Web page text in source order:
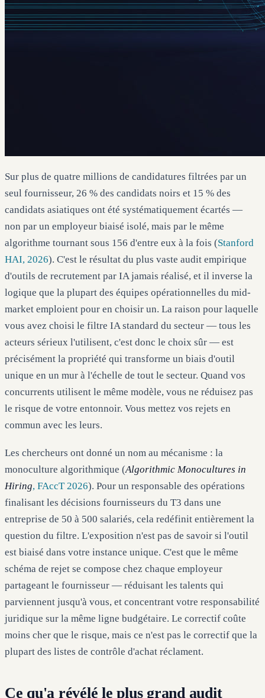
Sur plus de quatre millions de candidatures filtrées par un
seul fournisseur, 26 % des candidats noirs et 15 % des
candidats asiatiques ont été systématiquement écartés —
non par un employeur biaisé isolé, mais par le même
algorithme tournant sous 156 d'entre eux à la fois (Stanford
HAI, 2026). C'est le résultat du plus vaste audit empirique
d'outils de recrutement par IA jamais réalisé, et il inverse la
logique que la plupart des équipes opérationnelles du mid-
market emploient pour en choisir un. La raison pour laquelle
vous avez choisi le filtre IA standard du secteur — tous les
acteurs sérieux l'utilisent, c'est donc le choix sûr — est
précisément la propriété qui transforme un biais d'outil
unique en un mur à l'échelle de tout le secteur. Quand vos
concurrents utilisent le même modèle, vous ne réduisez pas
le risque de votre entonnoir. Vous mettez vos rejets en
commun avec les leurs.
Les chercheurs ont donné un nom au mécanisme : la
monoculture algorithmique (Algorithmic Monocultures in
Hiring, FAccT 2026). Pour un responsable des opérations
finalisant les décisions fournisseurs du T3 dans une
entreprise de 50 à 500 salariés, cela redéfinit entièrement la
question du filtre. L'exposition n'est pas de savoir si l'outil
est biaisé dans votre instance unique. C'est que le même
schéma de rejet se compose chez chaque employeur
partageant le fournisseur — réduisant les talents qui
parviennent jusqu'à vous, et concentrant votre responsabilité
juridique sur la même ligne budgétaire. Le correctif coûte
moins cher que le risque, mais ce n'est pas le correctif que la
plupart des listes de contrôle d'achat réclament.
Ce qu'a révélé le plus grand audit